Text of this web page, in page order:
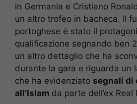
in Germania e Cristiano
un altro trofeo in bacheca. Il
portoghese è stato il
qualificazione segnando ben
un altro dettaglio che ha
durante la gara e riguarda un
che ha evidenziato segnali di
all’Islam da parte dell’ex Real